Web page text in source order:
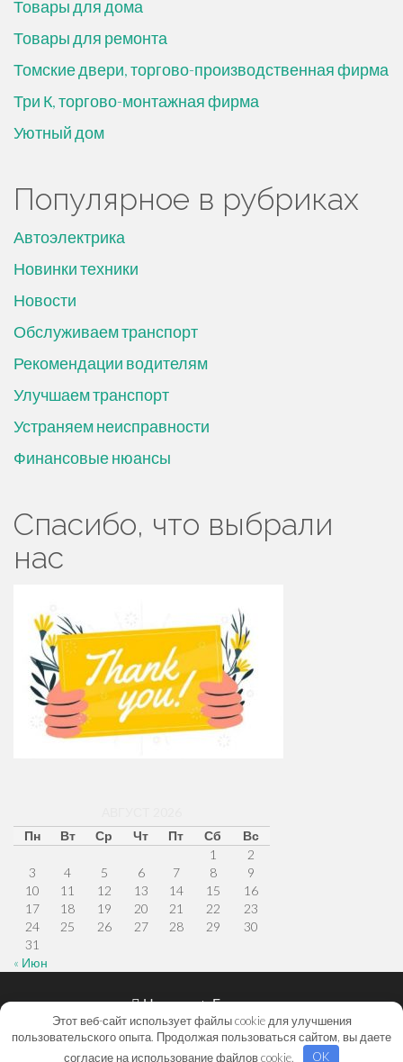
Товары для дома
Товары для ремонта
Томские двери, торгово-производственная фирма
Три К, торгово-монтажная фирма
Уютный дом
Популярное в рубриках
Автоэлектрика
Новинки техники
Новости
Обслуживаем транспорт
Рекомендации водителям
Улучшаем транспорт
Устраняем неисправности
Финансовые нюансы
Спасибо, что выбрали
нас
Пн
Вт Ср Чт Пт Сб
Вс
1
2
3
4 5 6 7 8
9
10
11 12 13 14 15
16
17
18 19 20 21 22
23
24
25 26 27 28 29
30
31
« Июн
Меню
в
Наверх Главная
© 2026avtoehlektrik.ru.тема отXtremelySocial.
Этот веб-сайт использует файлы cookie для улучшения
пользовательского опыта. Продолжая пользоваться сайтом, вы даете
согласие на использование файлов cookie.
OK